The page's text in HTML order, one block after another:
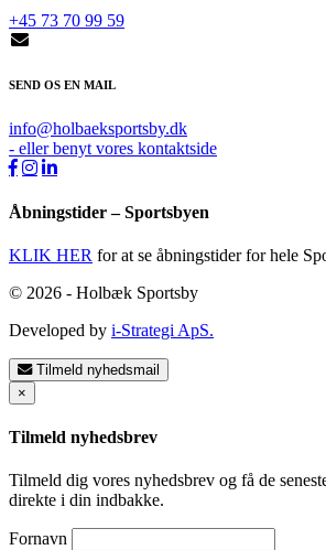
+45 73 70 99 59
SEND OS EN MAIL
info@holbaeksportsby.dk
- eller benyt vores kontaktside
Åbningstider – Sportsbyen
KLIK HER for at se åbningstider for hele
© 2026 - Holbæk Sportsby
Developed by i-Strategi ApS.
Tilmeld nyhedsmail
×
Tilmeld nyhedsbrev
Tilmeld dig vores nyhedsbrev og få de
direkte i din indbakke.
Fornavn